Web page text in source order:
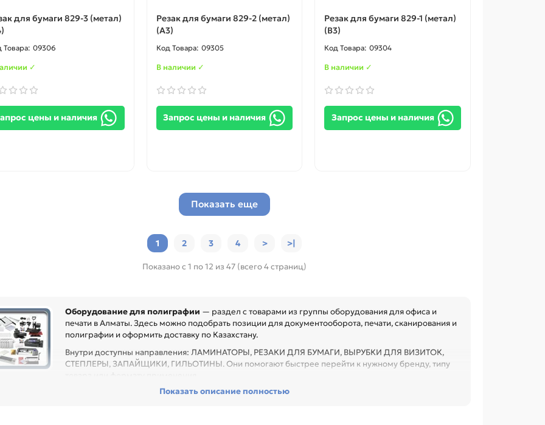
для бумаги 829-3 (метал)
09306
✓
цены и наличия
Резак для бумаги 829-2 (метал)
(A3)
09305
В наличии ✓
Запрос цены и наличия
Резак для бумаги 829-1 (метал)
(B3)
09304
В наличии ✓
Запрос цены и наличия
Показать еще
1 2 3 4 > >|
Показано с 1 по 12 из 47 (всего 4 страниц)
Оборудование для полиграфии — раздел с товарами из группы оборудования для офиса и
печати в Алматы. Здесь можно подобрать позиции для документооборота, печати, сканирования и
полиграфии и оформить доставку по Казахстану.
Внутри доступны направления: ЛАМИНАТОРЫ, РЕЗАКИ ДЛЯ БУМАГИ, ВЫРУБКИ ДЛЯ ВИЗИТОК,
СТЕПЛЕРЫ, ЗАПАЙЩИКИ, ГИЛЬОТИНЫ. Они помогают быстрее перейти к нужному бренду, типу
покупкой проверьте формат, производительность, функции, расходники и условия эксплуатации. Это помогает
Показать описание полностью